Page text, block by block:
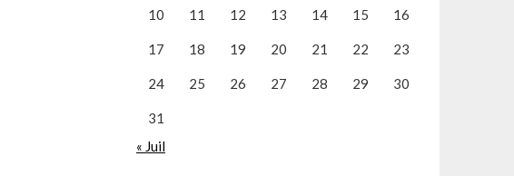
10 11 12 13 14 15 16
17 18 19 20 21 22 23
24 25 26 27 28 29 30
31
« Juil